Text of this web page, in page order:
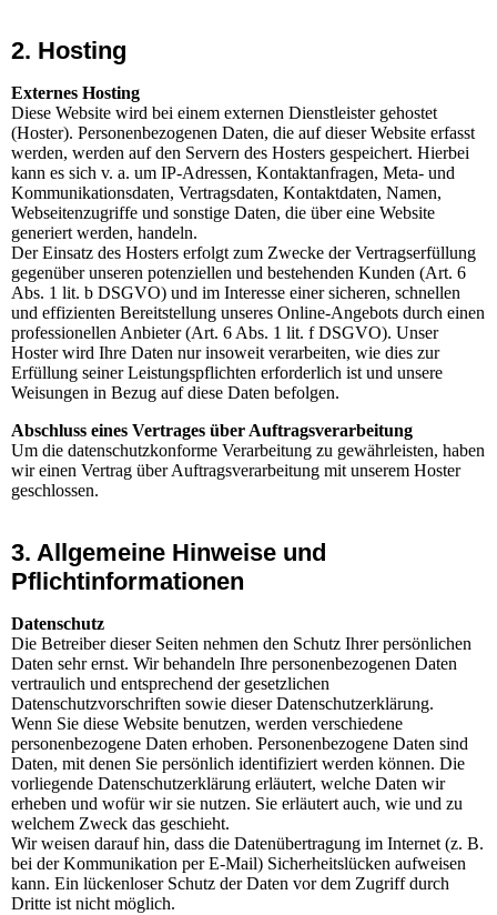
2. Hosting
Externes Hosting
Diese Website wird bei einem externen Dienstleister gehostet
(Hoster). Personenbezogenen Daten, die auf dieser Website erfasst
werden, werden auf den Servern des Hosters gespeichert. Hierbei
kann es sich v. a. um IP-Adressen, Kontaktanfragen, Meta- und
Kommunikationsdaten, Vertragsdaten, Kontaktdaten, Namen,
Webseitenzugriffe und sonstige Daten, die über eine Website
generiert werden, handeln.
Der Einsatz des Hosters erfolgt zum Zwecke der Vertragserfüllung
gegenüber unseren potenziellen und bestehenden Kunden (Art. 6
Abs. 1 lit. b DSGVO) und im Interesse einer sicheren, schnellen
und effizienten Bereitstellung unseres Online-Angebots durch einen
professionellen Anbieter (Art. 6 Abs. 1 lit. f DSGVO). Unser
Hoster wird Ihre Daten nur insoweit verarbeiten, wie dies zur
Erfüllung seiner Leistungspflichten erforderlich ist und unsere
Weisungen in Bezug auf diese Daten befolgen.
Abschluss eines Vertrages über Auftragsverarbeitung
Um die datenschutzkonforme Verarbeitung zu gewährleisten, haben
wir einen Vertrag über Auftragsverarbeitung mit unserem Hoster
geschlossen.
3. Allgemeine Hinweise und
Pflichtinformationen
Datenschutz
Die Betreiber dieser Seiten nehmen den Schutz Ihrer persönlichen
Daten sehr ernst. Wir behandeln Ihre personenbezogenen Daten
vertraulich und entsprechend der gesetzlichen
Datenschutzvorschriften sowie dieser Datenschutzerklärung.
Wenn Sie diese Website benutzen, werden verschiedene
personenbezogene Daten erhoben. Personenbezogene Daten sind
Daten, mit denen Sie persönlich identifiziert werden können. Die
vorliegende Datenschutzerklärung erläutert, welche Daten wir
erheben und wofür wir sie nutzen. Sie erläutert auch, wie und zu
welchem Zweck das geschieht.
Wir weisen darauf hin, dass die Datenübertragung im Internet (z. B.
bei der Kommunikation per E-Mail) Sicherheitslücken aufweisen
kann. Ein lückenloser Schutz der Daten vor dem Zugriff durch
Dritte ist nicht möglich.